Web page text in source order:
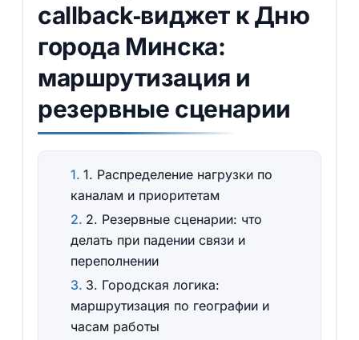
callback‑виджет к Дню
города Минска:
маршрутизация и
резервные сценарии
1. Распределение нагрузки по
каналам и приоритетам
2. Резервные сценарии: что
делать при падении связи и
переполнении
3. Городская логика:
маршрутизация по географии и
часам работы